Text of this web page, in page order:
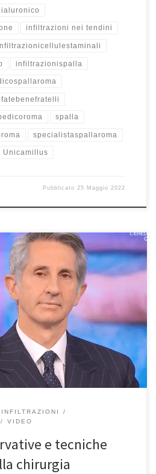
infiltrazioni nei tendini
infiltrazionispalla
spalla
specialistaspallaroma
Unicamillus
Pubblicato25 Maggio 2022
innovative nella chirurgia
ortopedico e chirurgo della
di Ortopedia all’Ospedale San
all’Unicamillus di Roma–
su Rai1 del 2/4/2022. Se
rivederla, potete guardarla qui.
INFILTRAZIONI
VIDEO
e tecniche
chirurgia